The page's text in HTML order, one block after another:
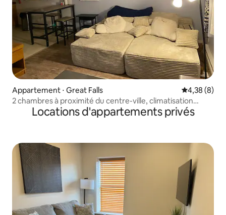
Appartement ⋅ Great Falls Évaluation
4,38 (8)
2 chambres à proximité du centre-ville, climatisation
centrale, appartement 3
Locations d'appartements privés